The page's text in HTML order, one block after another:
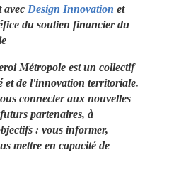
avec Design Innovation et
du soutien financier du
Métropole est un collectif
et de l'innovation territoriale.
connecter aux nouvelles
partenaires, à
: vous informer,
mettre en capacité de